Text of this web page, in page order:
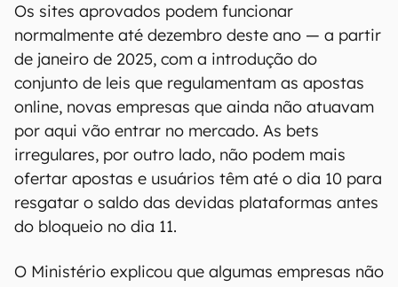
Os sites aprovados podem funcionar
normalmente até dezembro deste ano — a partir
de janeiro de 2025, com a introdução do
conjunto de leis que regulamentam as apostas
online, novas empresas que ainda não atuavam
por aqui vão entrar no mercado. As bets
irregulares, por outro lado, não podem mais
ofertar apostas e usuários têm até o dia 10 para
resgatar o saldo das devidas plataformas antes
do bloqueio no dia 11.
O Ministério explicou que algumas empresas não